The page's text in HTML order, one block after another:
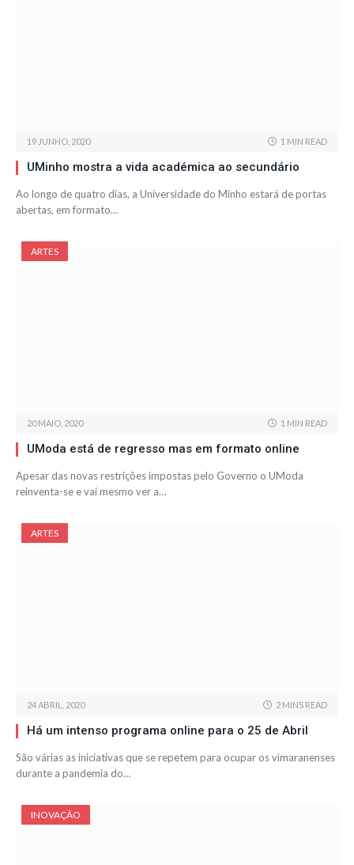
19 JUNHO, 2020 1 MIN READ
UMinho mostra a vida académica ao secundário
Ao longo de quatro dias, a Universidade do Minho estará de portas
abertas, em formato…
ARTES
20 MAIO, 2020 1 MIN READ
UModa está de regresso mas em formato online
Apesar das novas restrições impostas pelo Governo o UModa
reinventa-se e vai mesmo ver a…
ARTES
24 ABRIL, 2020 2 MINS READ
Há um intenso programa online para o 25 de Abril
São várias as iniciativas que se repetem para ocupar os vimaranenses
durante a pandemia do…
INOVAÇÃO